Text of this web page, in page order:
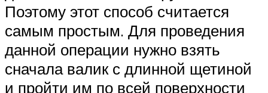
Поэтому этот способ считается
самым простым. Для проведения
данной операции нужно взять
сначала валик с длинной щетиной
и пройти им по всей поверхности